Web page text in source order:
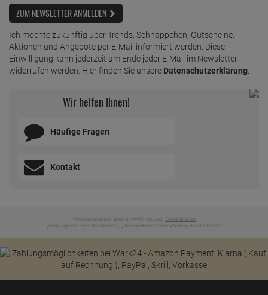
ZUM NEWSLETTER ANMELDEN
Ich möchte zukünftig über Trends, Schnäppchen, Gutscheine,
Aktionen und Angebote per E-Mail informiert werden. Diese
Einwilligung kann jederzeit am Ende jeder E-Mail im Newsletter
widerrufen werden. Hier finden Sie unsere Datenschutzerklärung.
Wir helfen Ihnen!
Häufige Fragen
Kontakt
* Preisangaben inkl. gesetzl. MwSt. und zzgl. Versandkosten
Ursprünglicher Preis des Händlers, Unverbindliche Preisempfehlung des Herstellers